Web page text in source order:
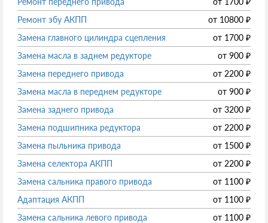
Ремонт эбу АКПП
от 10800 ₽
Замена главного цилиндра сцепления
от 1700 ₽
Замена масла в заднем редукторе
от 900 ₽
Замена переднего привода
от 2200 ₽
Замена масла в переднем редукторе
от 900 ₽
Замена заднего привода
от 3200 ₽
Замена подшипника редуктора
от 2200 ₽
Замена пыльника привода
от 1500 ₽
Замена селектора АКПП
от 2200 ₽
Замена сальника правого привода
от 1100 ₽
Адаптация АКПП
от 1100 ₽
Замена сальника левого привода
от 1100 ₽